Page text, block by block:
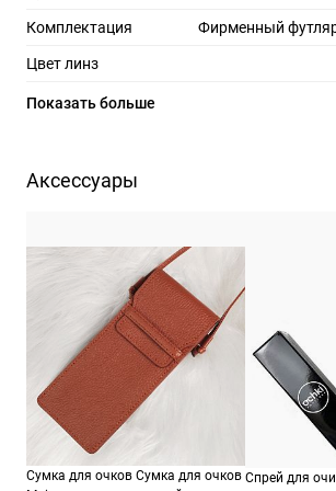
Комплектация Фирменный
Цвет линз
Материал линз
Степень затемнения
Форма оправы
Материал оправы
Страна производства
Производитель Сафило С.п.А., р-н.
ШтрихКод
Показать больше
Аксессуары
Сумка для очков Сумка для очков Спрей для